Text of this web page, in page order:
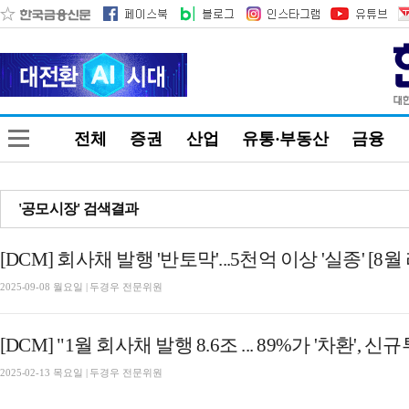
전체 증권 산업 유통·부동산 금융
'공모시장' 검색결과
[DCM] 회사채 발행 '반토막'...5천억 이상 '실종' [8월
2025-09-08 월요일 | 두경우 전문위원
2025-02-13 목요일 | 두경우 전문위원